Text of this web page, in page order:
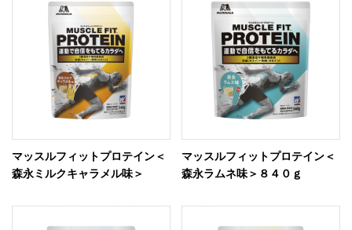
マッスルフィットプロテイン＜
森永ミルクキャラメル味＞
マッスルフィットプロテイン＜
森永ラムネ味＞８４０ｇ